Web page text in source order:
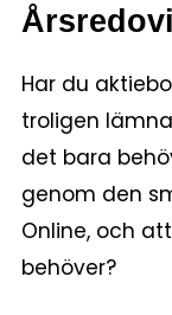
Har du
troligen
det bara
genom den
Online, och
behöver?